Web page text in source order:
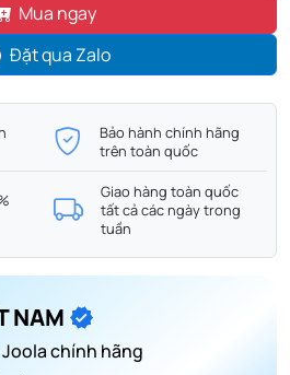
Mua ngay
Đặt qua Zalo
Bảo hành chính hãng
trên toàn quốc
Giao hàng toàn quốc
tất cả các ngày trong
tuần
NAM
chính hãng